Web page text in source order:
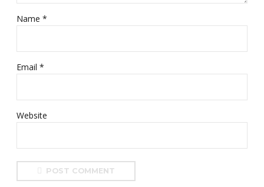
Name *
Email *
Website
POST COMMENT